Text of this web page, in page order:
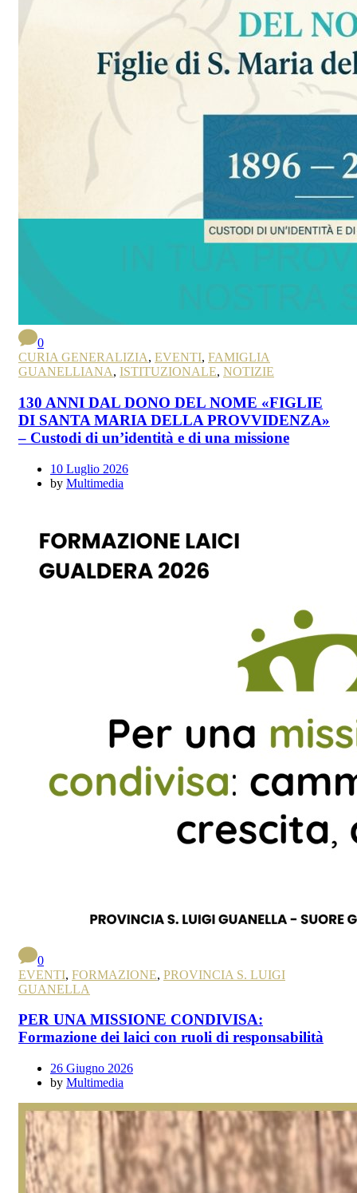
0
CURIA GENERALIZIA, EVENTI, FAMIGLIA
GUANELLIANA, ISTITUZIONALE, NOTIZIE
130 ANNI DAL DONO DEL NOME «FIGLIE
DI SANTA MARIA DELLA PROVVIDENZA»
– Custodi di un’identità e di una missione
10 Luglio 2026
by Multimedia
0
EVENTI, FORMAZIONE, PROVINCIA S. LUIGI
GUANELLA
PER UNA MISSIONE CONDIVISA:
Formazione dei laici con ruoli di responsabilità
26 Giugno 2026
by Multimedia